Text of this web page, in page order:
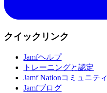
クイックリンク
Jamfヘルプ
トレーニングと認定
Jamf Nationコミュニティ
Jamfブログ